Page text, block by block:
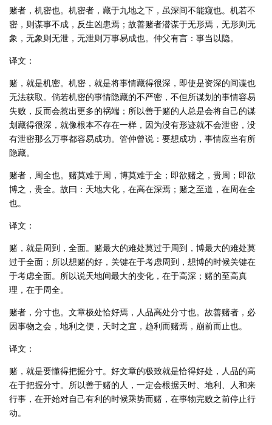
赌者，机密也。机密者，藏于九地之下，虽深间不能窥也。机若不
密，则谋事不成，反生凶患焉；故善赌者潜谋于无形焉，无形则无
象，无象则无泄，无泄则万事易成也。仲父有言：事当以隐。
译文：
赌，就是机密。机密，就是将事情藏得很深，即使是资深的间谍也
无法获取。倘若机密的事情隐藏的不严密，不但所谋划的事情容易
失败，反而会惹出更多的祸端；所以善于赌的人总是会将自己的谋
划藏得很深，就像根本不存在一样，因为没有形迹就不会泄密，没
有泄密那么万事都容易成功。管仲曾说：要想成功，事情应当有所
隐藏。
赌者，周全也。赌莫难于周，博莫难于全；即欲赌之，贵周；即欲
博之，贵全。故曰：天地大化，在高在深焉；赌之至道，在周在全
也。
译文：
赌，就是周到，全面。赌最大的难处莫过于周到，博最大的难处莫
过于全面；所以想赌的好，关键在于考虑周到，想博的时候关键在
于考虑全面。所以说天地间最大的变化，在于高深；赌的至高真
理，在于周全。
赌者，分寸也。文章极处恰好焉，人品高处分寸也。故善赌者，必
因事物之会，地利之便，天时之宜，趋利而赌焉，崩前而止也。
译文：
赌，就是要懂得把握分寸。好文章的极致就是恰得好处，人品的高
在于把握分寸。所以善于赌的人，一定会根据天时、地利、人和来
行事，在开始对自己有利的时候乘势而赌，在事物完败之前停止行
动。